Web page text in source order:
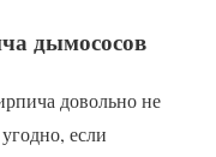
дымососов
довольно не
если